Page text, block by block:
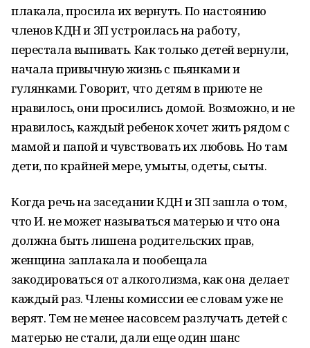
плакала, просила их вернуть. По настоянию
членов КДН и ЗП устроилась на работу,
перестала выпивать. Как только детей вернули,
начала привычную жизнь с пьянками и
гулянками. Говорит, что детям в приюте не
нравилось, они просились домой. Возможно, и не
нравилось, каждый ребенок хочет жить рядом с
мамой и папой и чувствовать их любовь. Но там
дети, по крайней мере, умыты, одеты, сыты.
Когда речь на заседании КДН и ЗП зашла о том,
что И. не может называться матерью и что она
должна быть лишена родительских прав,
женщина заплакала и пообещала
закодироваться от алкоголизма, как она делает
каждый раз. Члены комиссии ее словам уже не
верят. Тем не менее насовсем разлучать детей с
матерью не стали, дали еще один шанс